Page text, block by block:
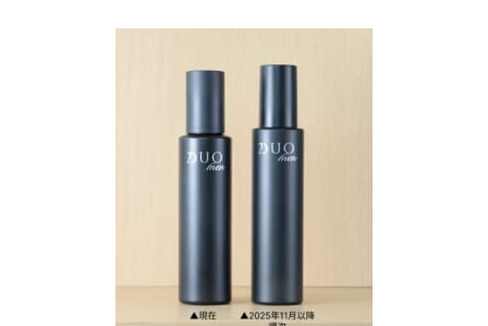
あしたの美肌 | 美容情報を発信・キレイをサポートするWebメ